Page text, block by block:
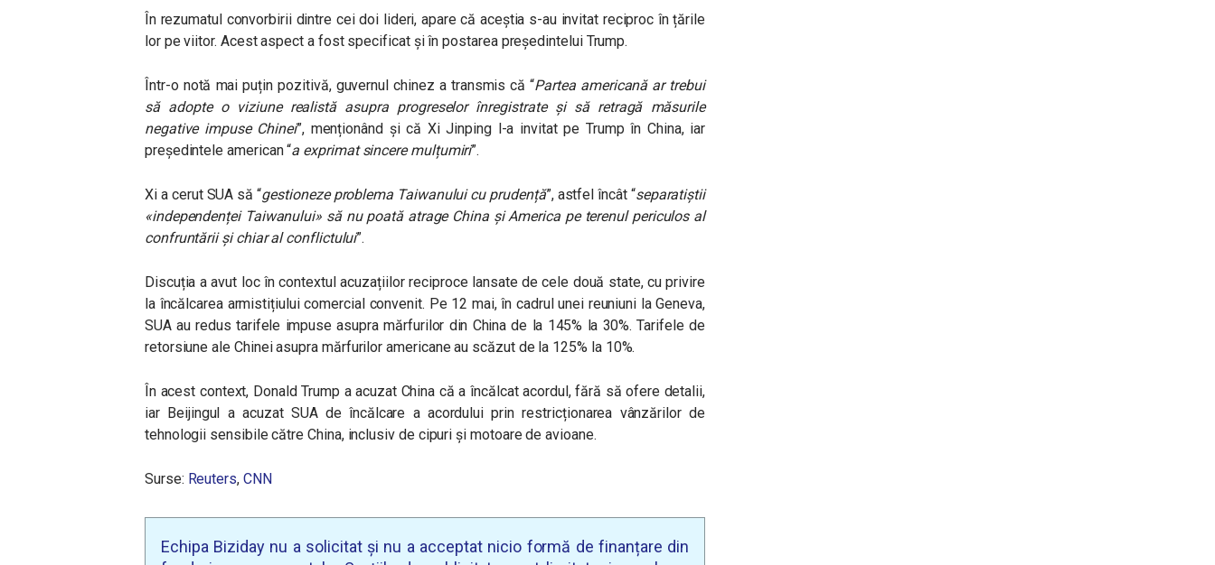
În rezumatul convorbirii dintre cei doi lideri, apare că aceștia s-au invitat reciproc în țările
lor pe viitor. Acest aspect a fost specificat și în postarea președintelui Trump.
Într-o notă mai puțin pozitivă, guvernul chinez a transmis că“Partea americană ar trebui
să adopte o viziune realistă asupra progreselor înregistrate și să retragă măsurile
negative impuse Chinei”,menționând și că Xi Jinping l-a invitat pe Trump în China, iar
președintele american “a exprimat sincere mulțumiri”.
Xi a cerut SUA să “gestioneze problema Taiwanului cu prudență”, astfel încât “separatiștii
«independenței Taiwanului» să nu poată atrage China și America pe terenul periculos al
confruntării și chiar al conflictului”.
Discuția a avut loc în contextul acuzațiilor reciproce lansate de cele două state, cu privire
la încălcarea armistițiului comercial convenit. Pe 12 mai, în cadrul unei reuniuni la Geneva,
SUA au redus tarifele impuse asupra mărfurilor din China de la 145% la 30%. Tarifele de
retorsiune ale Chinei asupra mărfurilor americane au scăzut de la 125% la 10%.
În acest context, Donald Trump a acuzat China că a încălcat acordul, fără să ofere detalii,
iar Beijingul a acuzat SUA de încălcare a acordului prin restricționarea vânzărilor de
tehnologii sensibile către China, inclusiv de cipuri și motoare de avioane.
Surse: Reuters, CNN
Echipa Biziday nu a solicitat și nu a acceptat nicio formă de finanțare din